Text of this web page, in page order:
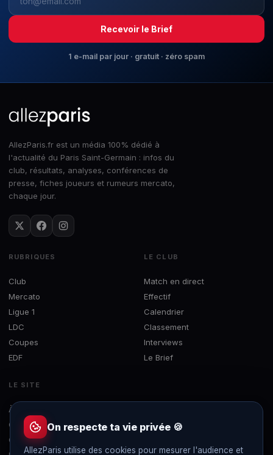
Recevoir le Brief
1 e-mail par jour · gratuit · zéro spam
AllezParis.fr est un média 100% dédié à
l'actualité du Paris Saint-Germain : infos du
club, résultats, analyses, conférences de
presse, fiches joueurs et rumeurs mercato,
chaque jour.
RUBRIQUES
Club
Mercato
Ligue 1
LDC
Coupes
EDF
LE CLUB
Match en direct
Effectif
Calendrier
Classement
Interviews
Le Brief
LE SITE
À propos
Concours
Contact
On respecte ta vie privée 🍪
AllezParis utilise des cookies pour mesurer l'audience et